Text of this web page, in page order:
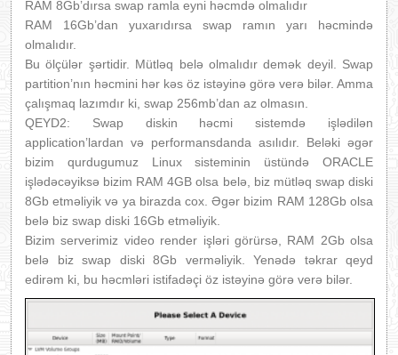
RAM 8Gb’dırsa swap ramla eyni həcmdə olmalıdır
RAM 16Gb’dan yuxarıdırsa swap ramın yarı həcmində
olmalıdır.
Bu ölçülər şərtidir. Mütləq belə olmalıdır demək deyil. Swap
partition’nın həcmini hər kəs öz istəyinə görə verə bilər. Amma
çalışmaq lazımdır ki, swap 256mb’dan az olmasın.
QEYD2: Swap diskin həcmi sistemdə işlədilən
application’lardan və performansdanda asılıdır. Beləki əgər
bizim qurdugumuz Linux sisteminin üstündə ORACLE
işlədəcəyiksə bizim RAM 4GB olsa belə, biz mütləq swap diski
8Gb etməliyik və ya birazda cox. Əgər bizim RAM 128Gb olsa
belə biz swap diski 16Gb etməliyik.
Bizim serverimiz video render işləri görürsə, RAM 2Gb olsa
belə biz swap diski 8Gb verməliyik. Yenədə təkrar qeyd
edirəm ki, bu həcmləri istifadəçi öz istəyinə görə verə bilər.